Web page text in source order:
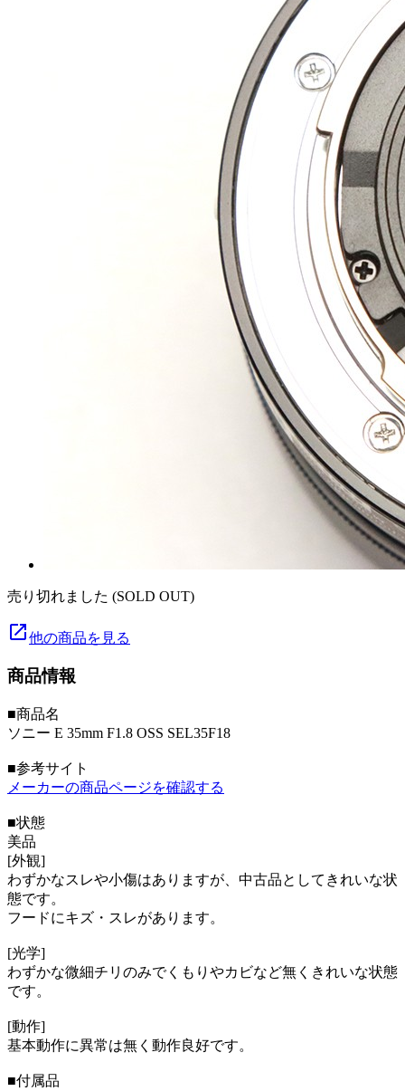
売り切れました (SOLD OUT)
launch他の商品を見る
商品情報
■商品名
ソニー E 35mm F1.8 OSS SEL35F18
■参考サイト
メーカーの商品ページを確認する
■状態
美品
[外観]
わずかなスレや小傷はありますが、中古品としてきれいな状
態です。
フードにキズ・スレがあります。
[光学]
わずかな微細チリのみでくもりやカビなど無くきれいな状態
です。
[動作]
基本動作に異常は無く動作良好です。
■付属品